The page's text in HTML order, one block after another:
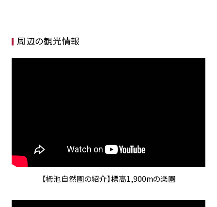
周辺の観光情報
【栂池自然園の紹介】標高1,900mの楽園